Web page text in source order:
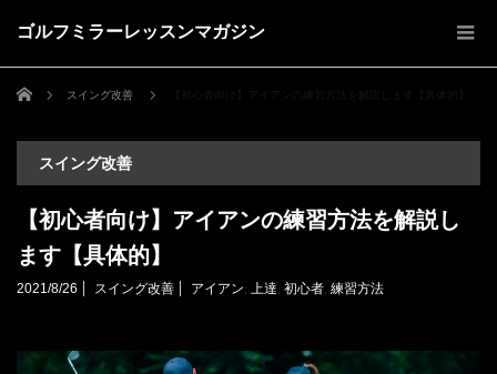
ゴルフミラーレッスンマガジン
ホーム スイング改善
スイング改善
【初心者向け】アイアンの練習方法を解説し
ます【具体的】
2021/8/26 スイング改善 アイアン, 上達, 初心者, 練習方法